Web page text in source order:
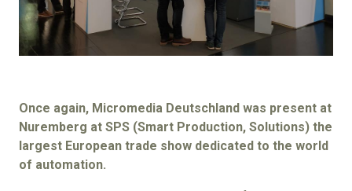
Once again, Micromedia Deutschland was present at
Nuremberg at SPS (Smart Production, Solutions) the
largest European trade show dedicated to the world
of automation.